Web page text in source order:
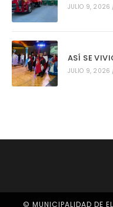
JULIO 9, 2026
ASÍ SE
JULIO 9, 2026
© MUNICIPALIDAD DE